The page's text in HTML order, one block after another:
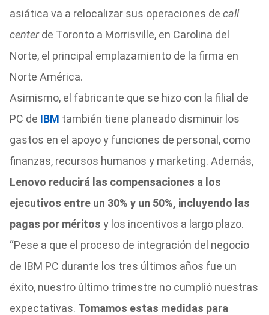
asiática va a relocalizar sus operaciones de call
centerde Toronto a Morrisville, en Carolina del
Norte, el principal emplazamiento de la firma en
Norte América.
Asimismo, el fabricante que se hizo con la filial de
PC de IBM también tiene planeado disminuir los
gastos en el apoyo y funciones de personal, como
finanzas, recursos humanos y marketing. Además,
Lenovo reducirá las compensaciones a los
ejecutivos entre un 30% y un 50%, incluyendo las
pagas por méritos y los incentivos a largo plazo.
“Pese a que el proceso de integración del negocio
de IBM PC durante los tres últimos años fue un
éxito, nuestro último trimestre no cumplió nuestras
expectativas. Tomamos estas medidas para